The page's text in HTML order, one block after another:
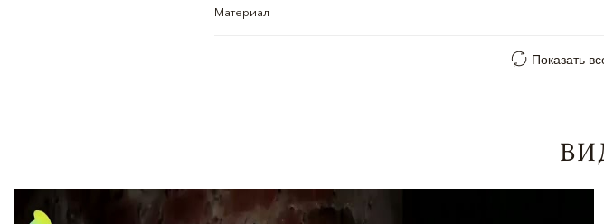
Материал
Показать